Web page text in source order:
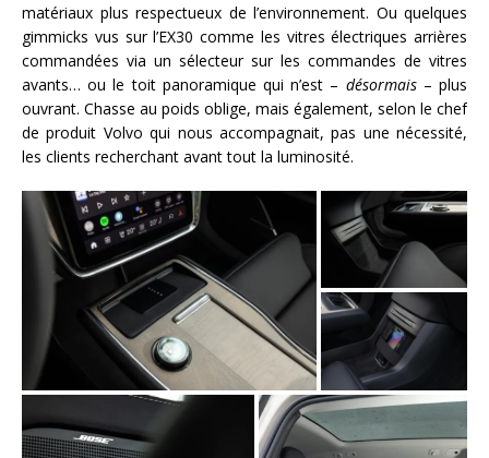
matériaux plus respectueux de l’environnement. Ou quelques
gimmicks vus sur l’EX30 comme les vitres électriques arrières
commandées via un sélecteur sur les commandes de vitres
avants… ou le toit panoramique qui n’est – désormais– plus
ouvrant. Chasse au poids oblige, mais également, selon le chef
de produit Volvo qui nous accompagnait, pas une nécessité,
les clients recherchant avant tout la luminosité.